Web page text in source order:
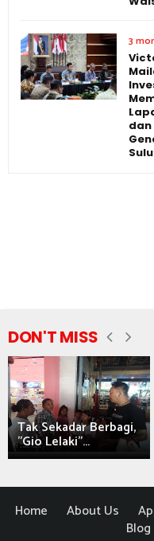
3
dan
DON'T MISS
Tak Sekadar Berbagi,
"Gio Lelaki"...
Home About Us
Blog